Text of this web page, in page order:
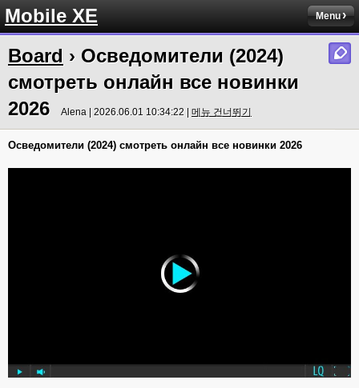
Mobile XE Menu
Board › Осведомители (2024)
смотреть онлайн все новинки
2026
Alena | 2026.06.01 10:34:22 | 메뉴 건너뛰기
Осведомители (2024) смотреть онлайн все новинки 2026